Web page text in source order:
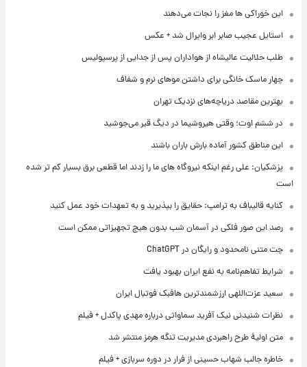
این خوراکی ها مغز را نجات می‌دهند
استایل عجیب صابر ابر وایرال شد + عکس
طلب حلالیت عالیشاه از هواداران پس از جدایی از پرسپولیس
چهار ماسک خانگی برای داشتن موهای نرم و شفاف
بهترین مقاصد دریاچه‌های نزدیک تهران
در ششم اوت؛ وقتی هیروشیما در دیگ قیر می‌جوشید
این مناطق کشور آماده بارش باران باشند
پزشکیان: علی رغم اینکه نیروگاه های ما را زدند اما قطعی برق بسیار کم تر شده
است
کنایه قالیباف به ترامپ: حقایق را بپذیرید و به تعهدات خود عمل کنید
رصد این صور فلکی در آسمان شب بدون هیچ تجهیزاتی ممکن است
چت متنی نامحدود و رایگان در ChatGPT
شرایط تفاهم‌نامه به نفع ایران بهبود یافت
سعید عزت‌اللهی ارزشمندترین هافبک فوتبال ایران
نظرات شنیدنی نیک آفرید سماواتی درباره مهدی پاکدل + فیلم
متن اولیۀ طرح راهبردی مدیریت تنگه هرمز منتشر شد
خاطره جالب شهاب حسینی از فرار در دوره سربازی + فیلم